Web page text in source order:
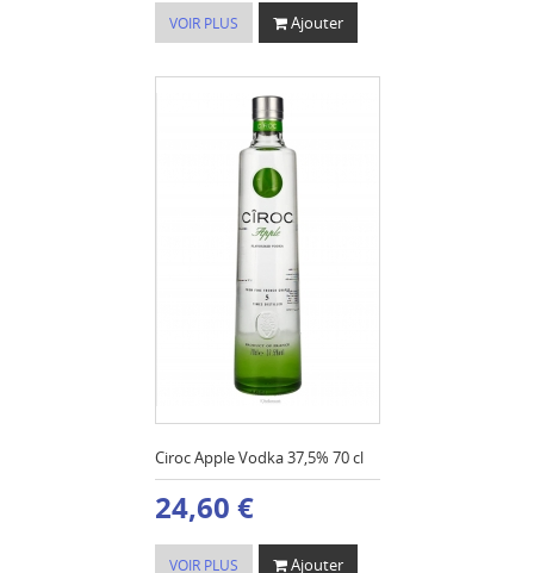
VOIR PLUS Ajouter
Ciroc Apple Vodka 37,5% 70 cl
24,60 €
VOIR PLUS Ajouter